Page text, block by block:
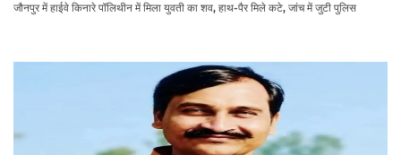
जौनपुर में हाईवे किनारे पॉलिथीन में मिला युवती का शव, हाथ-पैर मिले कटे, जांच में जुटी पुलिस